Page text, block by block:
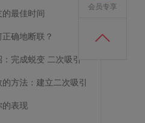
的最佳时间
确地断联？
完成蜕变 二次吸引
方法：建立二次吸引
的表现
会员专享